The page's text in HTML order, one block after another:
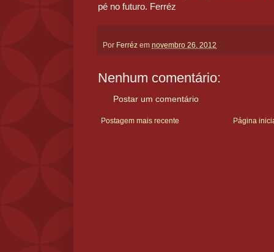
pé no futuro. Ferréz
Por Ferréz em novembro 26, 2012
Nenhum comentário:
Postar um comentário
Postagem mais recente Página